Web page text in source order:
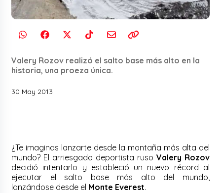
Valery Rozov realizó el salto base más alto en la
historia, una proeza única.
30 May 2013
¿Te imaginas lanzarte desde la montaña más alta del
mundo? El arriesgado deportista ruso Valery Rozov
decidió intentarlo y estableció un nuevo récord al
ejecutar el salto base más alto del mundo,
lanzándose desde el Monte Everest.